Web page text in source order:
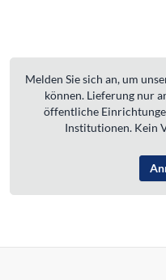
Melden Sie sich an, um
können. Lieferung nur
öffentliche
Institutionen. Kein